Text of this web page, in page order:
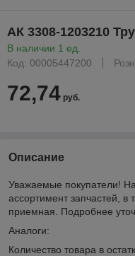
АК 3308-1203210
В наличии 1 ед.
Код: 00005447200
72,74 руб.
Описание
Уважаемые покупатели!
ассортимент запчастей,
приемная. Подробнее
Аналоги:
Количество товара в